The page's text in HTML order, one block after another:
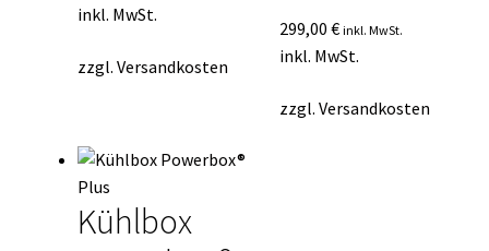
inkl. MwSt.
zzgl. Versandkosten
299,00€ inkl. MwSt.
inkl. MwSt.
zzgl.Versandkosten
Kühlbox